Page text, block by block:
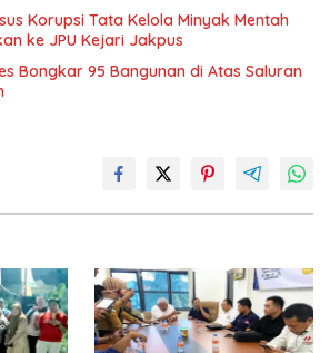
Korupsi Tata Kelola Minyak Mentah
ke JPU Kejari Jakpus
Bongkar 95 Bangunan di Atas Saluran